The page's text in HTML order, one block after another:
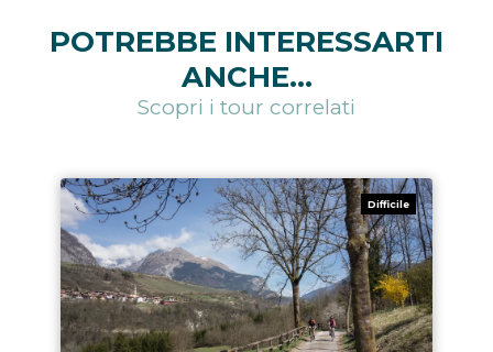
POTREBBE INTERESSARTI
ANCHE...
Scopri i tour correlati
Difficile